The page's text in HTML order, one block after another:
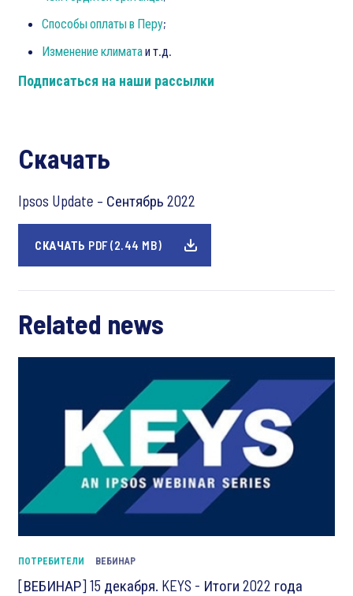
Способы оплаты в Перу;
Изменение климатаи т.д.
Подписаться на наши рассылки
Скачать
Ipsos Update – Сентябрь 2022
СКАЧАТЬ PDF (2.44 MB)
Related news
ПОТРЕБИТЕЛИ ВЕБИНАР
[ВЕБИНАР] 15 декабря. KEYS - Итоги 2022 года